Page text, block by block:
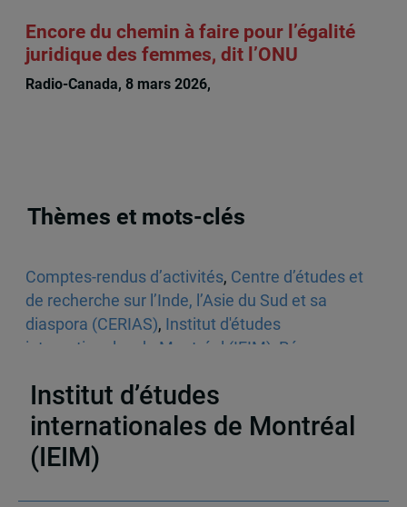
Encore du chemin à faire pour l’égalité
juridique des femmes, dit l’ONU
Radio-Canada, 8 mars 2026,
Thèmes et mots-clés
Comptes-rendus d’activités, Centre d’études et
de recherche sur l’Inde, l’Asie du Sud et sa
diaspora (CERIAS), Institut d'études
internationales de Montréal (IEIM) Réseau
Institut d’études
internationales de Montréal
(IEIM)